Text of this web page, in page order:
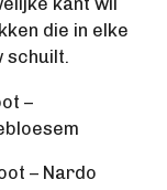
kant wil
die in elke
schuilt.
–
– Nardo